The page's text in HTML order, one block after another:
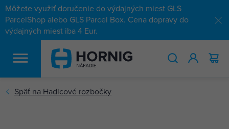
Môžete využiť doručenie do výdajných miest GLS
ParcelShop alebo GLS Parcel Box. Cena dopravy do
výdajných miest iba 4 Eur.
HĽADAŤ